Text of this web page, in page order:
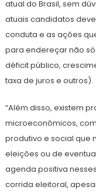
atual do Brasil, sem
atuais candidatos
conduta e as ações
para endereçar não
déficit público,
taxa de juros e outros).
“Além disso, existem
microeconômicos,
produtivo e social que
eleições ou de
agenda positiva
corrida eleitoral,